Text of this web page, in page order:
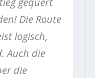
Die Route
logisch,
Auch die
die